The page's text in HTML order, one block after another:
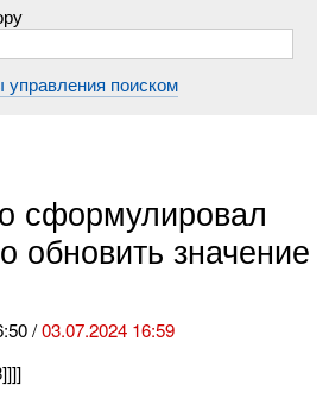
управления поиском
сформулировал
обновить значение
/03.07.2024 16:59